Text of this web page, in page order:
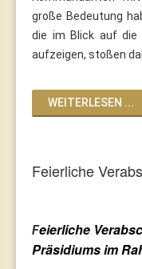
große Bedeutung
die im Blick auf die
aufzeigen, stoßen
WEITERLESEN ...
Feierliche
Feierliche
Präsidiums im